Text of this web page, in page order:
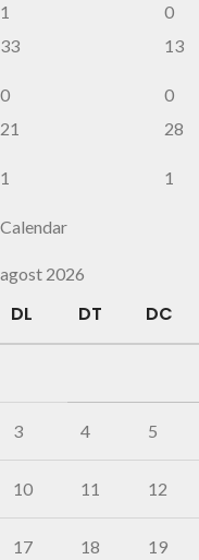
1 0
33
0
13
0
21
1
28
1
Calendar
agost 2026
DL DT DC
3 4 5
10 11 12
17 18 19